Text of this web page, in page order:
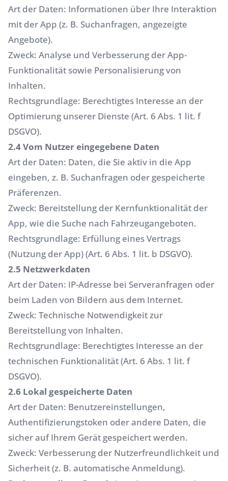
Art der Daten: Informationen über Ihre Interaktion
mit der App (z. B. Suchanfragen, angezeigte
Angebote).
Zweck: Analyse und Verbesserung der App-
Funktionalität sowie Personalisierung von
Inhalten.
Rechtsgrundlage: Berechtigtes Interesse an der
Optimierung unserer Dienste (Art. 6 Abs. 1 lit. f
DSGVO).
2.4 Vom Nutzer eingegebene Daten
Art der Daten: Daten, die Sie aktiv in die App
eingeben, z. B. Suchanfragen oder gespeicherte
Präferenzen.
Zweck: Bereitstellung der Kernfunktionalität der
App, wie die Suche nach Fahrzeugangeboten.
Rechtsgrundlage: Erfüllung eines Vertrags
(Nutzung der App) (Art. 6 Abs. 1 lit. b DSGVO).
2.5 Netzwerkdaten
Art der Daten: IP-Adresse bei Serveranfragen oder
beim Laden von Bildern aus dem Internet.
Zweck: Technische Notwendigkeit zur
Bereitstellung von Inhalten.
Rechtsgrundlage: Berechtigtes Interesse an der
technischen Funktionalität (Art. 6 Abs. 1 lit. f
DSGVO).
2.6 Lokal gespeicherte Daten
Art der Daten: Benutzereinstellungen,
Authentifizierungstoken oder andere Daten, die
sicher auf Ihrem Gerät gespeichert werden.
Zweck: Verbesserung der Nutzerfreundlichkeit und
Sicherheit (z. B. automatische Anmeldung).